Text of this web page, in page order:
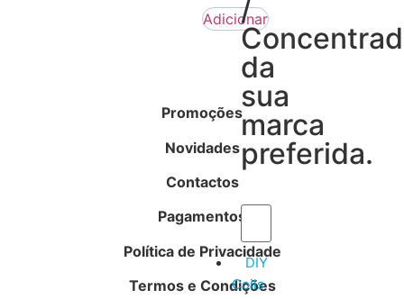
/
da
sua
marca
preferida.
DIY
Coils
Adicionar
Promoções
Novidades
Contactos
Pagamentos
Política de Privacidade
Termos e Condições